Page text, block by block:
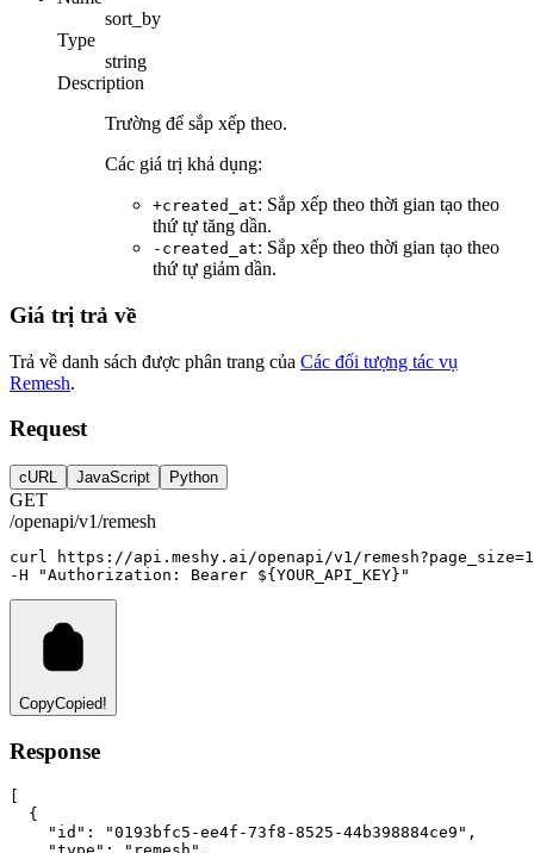
sort_by
Type
string
Description
Trường để sắp xếp theo.
Các giá trị khả dụng:
+created_at: Sắp xếp theo thời gian tạo theo
thứ tự tăng dần.
-created_at: Sắp xếp theo thời gian tạo theo
thứ tự giảm dần.
Giá trị trả về
Trả về danh sách được phân trang của Các đối tượng tác vụ
Remesh.
Request
cURL JavaScript Python
GET
/openapi/v1/remesh
curl https://api.meshy.ai/openapi/v1/remesh?page_size=
-H
"Authorization: Bearer ${YOUR_API_KEY}"
CopyCopied!
Response
[
  {
"id" : "0193bfc5-ee4f-73f8-8525-44b398884ce9" ,